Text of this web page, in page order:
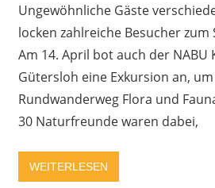
Ungewöhnliche Gäste
locken zahlreiche Besucher
Am 14. April bot auch der NABU
Gütersloh eine Exkursion an,
Rundwanderweg Flora und
30 Naturfreunde waren dabei,
WEITERLESEN